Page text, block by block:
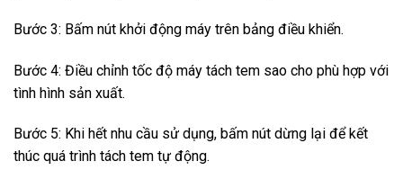
Bước 3: Bấm nút khởi động máy trên bảng điều khiển.
Bước 4: Điều chỉnh tốc độ máy tách tem sao cho phù hợp với
tình hình sản xuất.
Bước 5: Khi hết nhu cầu sử dụng, bấm nút dừng lại để kết
thúc quá trình tách tem tự động.